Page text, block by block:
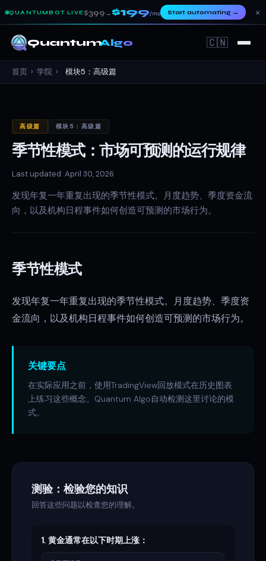
QUANTUMBOT LIVE $399 → $199/mo Start automating→ ×
QuantumAlgo 🇨🇳
首页 › 学院 › 模块5：高级篇
高级篇 模块5：高级篇
季节性模式：市场可预测的运行规律
Last updated: April 30, 2026
发现年复一年重复出现的季节性模式。月度趋势、季度资金流
向，以及机构日程事件如何创造可预测的市场行为。
季节性模式
发现年复一年重复出现的季节性模式。月度趋势、季度资
金流向，以及机构日程事件如何创造可预测的市场行为。
关键要点
在实际应用之前，使用TradingView回放模式在历史图表
上练习这些概念。Quantum Algo自动检测这里讨论的模
式。
测验：检验您的知识
回答这些问题以检查您的理解。
1. 黄金通常在以下时期上涨：